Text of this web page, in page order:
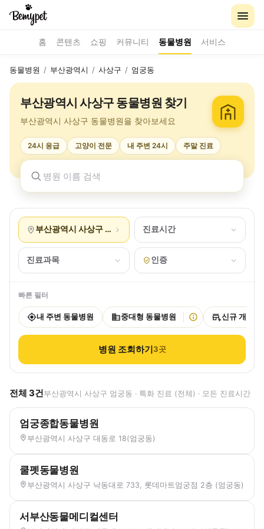
홈 콘텐츠 쇼핑 커뮤니티 동물병원 서비스
동물병원 / 부산광역시 / 사상구 / 엄궁동
부산광역시 사상구 동물병원 찾기
부산광역시 사상구 동물병원을 찾아보세요
24시 응급 고양이 전문 내 주변 24시 주말 진료
부산광역시 사상구 엄궁동 진료시간
진료과목 인증
빠른 필터
내 주변 동물병원 중대형 동물병원 신규 개원
병원 조회하기3곳
전체 3건부산광역시 사상구 엄궁동 · 특화 진료 (전체) · 모든 진료시간
엄궁종합동물병원
부산광역시 사상구 대동로 18(엄궁동)
쿨펫동물병원
부산광역시 사상구 낙동대로 733, 롯데마트엄궁점 2층 (엄궁동)
서부산동물메디컬센터